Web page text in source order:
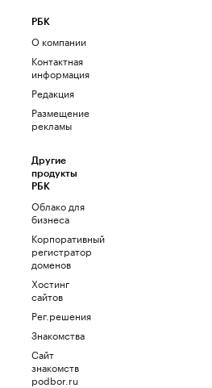
РБК
О компании
Контактная
информация
Редакция
Размещение
рекламы
Другие
продукты
РБК
Облако для
бизнеса
Корпоративный
регистратор
доменов
Хостинг
сайтов
Рег.решения
Знакомства
Сайт
знакомств
podbor.ru